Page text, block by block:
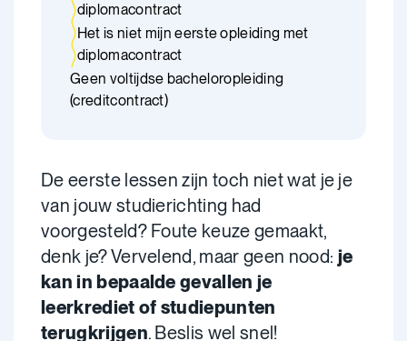
diplomacontract
Het is niet mijn eerste opleiding met
diplomacontract
Geen voltijdse bacheloropleiding
(creditcontract)
De eerste lessen zijn toch niet wat je je
van jouw studierichting had
voorgesteld? Foute keuze gemaakt,
denk je? Vervelend, maar geen nood: je
kan in bepaalde gevallen je
leerkrediet of studiepunten
terugkrijgen. Beslis wel snel!